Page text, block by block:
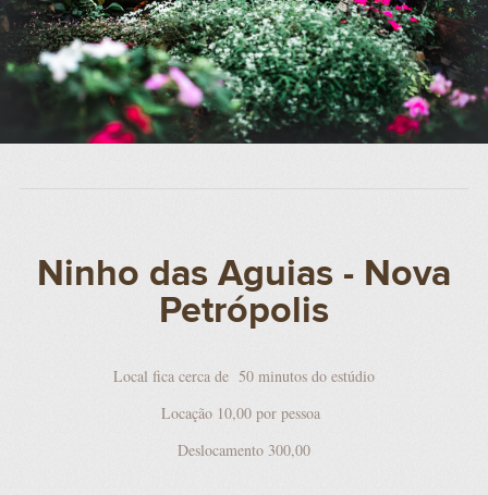
Ninho das Aguias - Nova
Petrópolis
Local fica cerca de 50 minutos do estúdio
Locação 10,00 por pessoa
Deslocamento 300,00